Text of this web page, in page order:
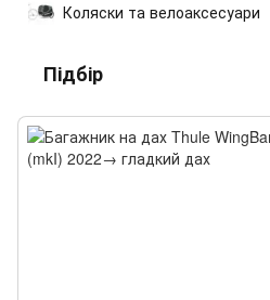
Коляски та велоаксесуари
Підбір